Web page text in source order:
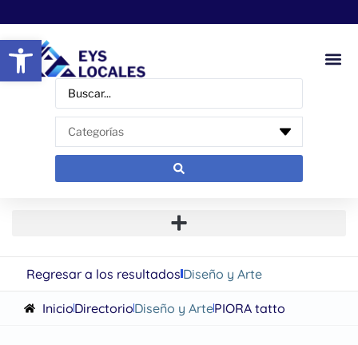
Abrir barra de herramientas
Regresar a los resultadosDiseño y Arte
InicioDirectorioDiseño y ArtePIORA tatto